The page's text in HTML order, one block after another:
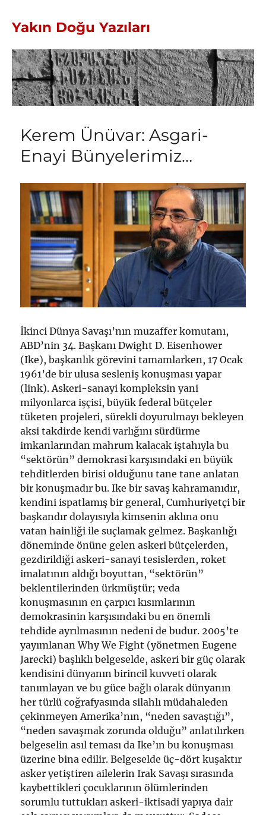
Yakın Doğu Yazıları
Kerem Ünüvar: Asgari-
Enayi Bünyelerimiz…
İkinci Dünya Savaşı’nın muzaffer komutanı,
ABD’nin 34. Başkanı Dwight D. Eisenhower
(Ike), başkanlık görevini tamamlarken, 17 Ocak
1961’de bir ulusa sesleniş konuşması yapar
(link). Askeri-sanayi kompleksin yani
milyonlarca işçisi, büyük federal bütçeler
tüketen projeleri, sürekli doyurulmayı bekleyen
aksi takdirde kendi varlığını sürdürme
imkanlarından mahrum kalacak iştahıyla bu
“sektörün” demokrasi karşısındaki en büyük
tehditlerden birisi olduğunu tane tane anlatan
bir konuşmadır bu. Ike bir savaş kahramanıdır,
kendini ispatlamış bir general, Cumhuriyetçi bir
başkandır dolayısıyla kimsenin aklına onu
vatan hainliği ile suçlamak gelmez. Başkanlığı
döneminde önüne gelen askeri bütçelerden,
gezdirildiği askeri-sanayi tesislerden, roket
imalatının aldığı boyuttan, “sektörün”
beklentilerinden ürkmüştür; veda
konuşmasının en çarpıcı kısımlarının
demokrasinin karşısındaki bu en önemli
tehdide ayrılmasının nedeni de budur. 2005’te
yayımlanan Why We Fight (yönetmen Eugene
Jarecki) başlıklı belgeselde, askeri bir güç olarak
kendisini dünyanın birincil kuvveti olarak
tanımlayan ve bu güce bağlı olarak dünyanın
her türlü coğrafyasında silahlı müdahaleden
çekinmeyen Amerika’nın, “neden savaştığı”,
“neden savaşmak zorunda olduğu” anlatılırken
belgeselin asıl teması da Ike’ın bu konuşması
üzerine bina edilir. Belgeselde üç-dört kuşaktır
asker yetiştiren ailelerin Irak Savaşı sırasında
kaybettikleri çocuklarının ölümlerinden
sorumlu tuttukları askeri-iktisadi yapıya dair